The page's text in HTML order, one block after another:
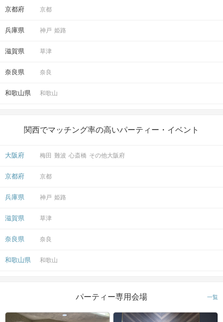
※開始時刻から30分以上遅れる場合は
参加をご遠慮いただいております。
京都府 京都
兵庫県 神戸 姫路
滋賀県 草津
奈良県 奈良
和歌山県 和歌山
関西でマッチング率の高いパーティー・イベント
大阪府 梅田 難波 心斎橋 その他大阪府
京都府 京都
兵庫県 神戸 姫路
滋賀県 草津
奈良県 奈良
和歌山県 和歌山
パーティー専用会場 一覧